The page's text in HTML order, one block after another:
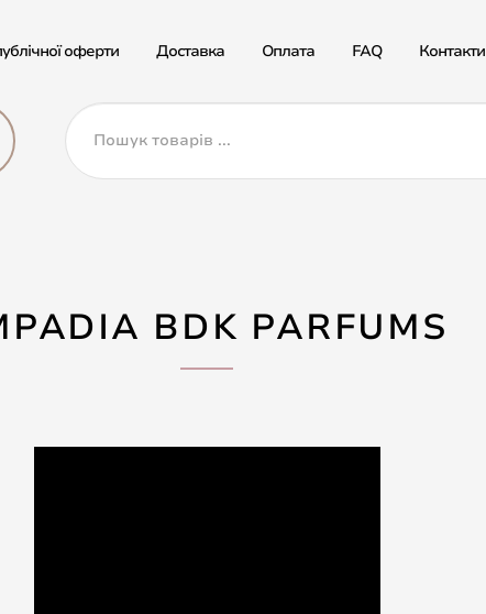
оферти Доставка Оплата FAQ Контакти
BDK PARFUMS